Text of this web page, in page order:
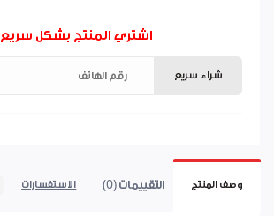
اشتري المنتج بشكل سريع
شراء سريع
وصف المنتج التقييمات (0) الاستفسارات